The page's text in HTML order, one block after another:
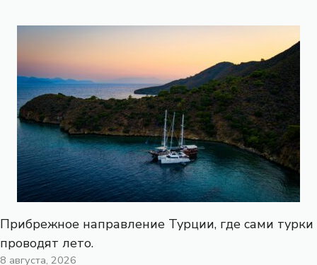
Прибрежное направление Турции, где сами турки
проводят лето.
8 августа, 2026